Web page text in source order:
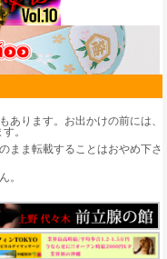
あります。お出かけの前には、
。
まま転載することはおやめ下さ
。